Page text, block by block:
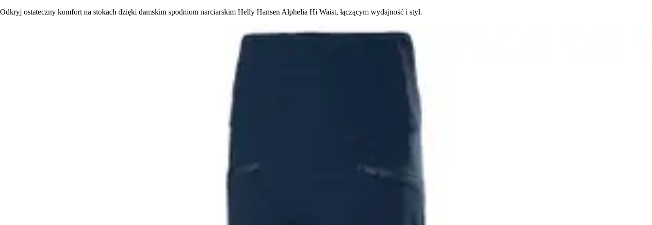
Odkryj ostateczny komfort na stokach dzięki damskim spodniom narciarskim Helly Hansen Alphelia Hi Waist, łączącym wydajność i styl.